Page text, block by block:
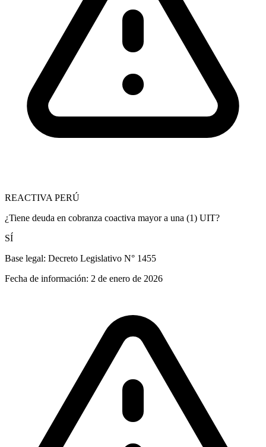
REACTIVA PERÚ
¿Tiene deuda en cobranza coactiva mayor a una (1) UIT?
SÍ
Base legal: Decreto Legislativo N° 1455
Fecha de información: 2 de enero de 2026